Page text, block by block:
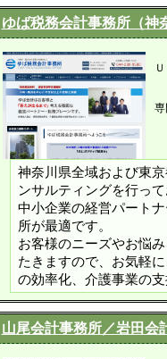
ゆば税務会計事務所（神
専
神奈川県全域および東
ンサルティングを行っ
中小企業の経営パート
所が最適です。
お客様のニーズやお悩
たきますので、お気軽
の効率化、介護事業の
山尾会計事務所／岩田会